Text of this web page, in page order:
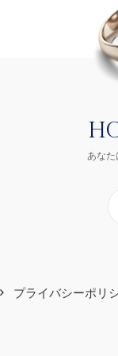
あな
プライバシーポリ